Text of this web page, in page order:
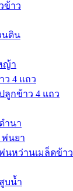
ข้าว
นดิน
ญ้า
ว 4 แถว
ลูกข้าว 4 แถว
ำนา
พ่นยา
นหว่านเมล็ดข้าว
บน้ำ